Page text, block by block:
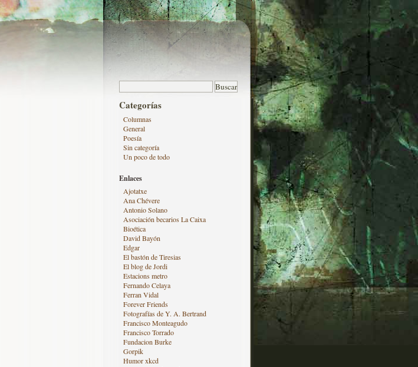
Categorías
Columnas
General
Poesía
Sin categoría
Un poco de todo
Enlaces
Ajotatxe
Ana Chévere
Antonio Solano
Asociación becarios La Caixa
Bioética
David Bayón
Edgar
El bastón de Tiresias
El blog de Jordi
Estacions metro
Fernando Celaya
Ferran Vidal
Forever Friends
Fotografías de Y. A. Bertrand
Francisco Monteagudo
Francisco Torrado
Fundacion Burke
Gorpik
Humor xkcd